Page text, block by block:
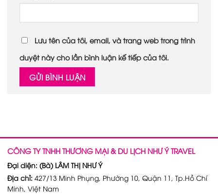
Lưu tên của tôi, email, và trang web trong trình
duyệt này cho lần bình luận kế tiếp của tôi.
CÔNG TY TNHH THƯƠNG MẠI & DU LỊCH NHƯ Ý TRAVEL
Đại diện: (Bà) LÂM THỊ NHƯ Ý
Địa chỉ: 427/13 Minh Phụng, Phường 10, Quận 11, Tp.Hồ Chí
Minh, Việt Nam